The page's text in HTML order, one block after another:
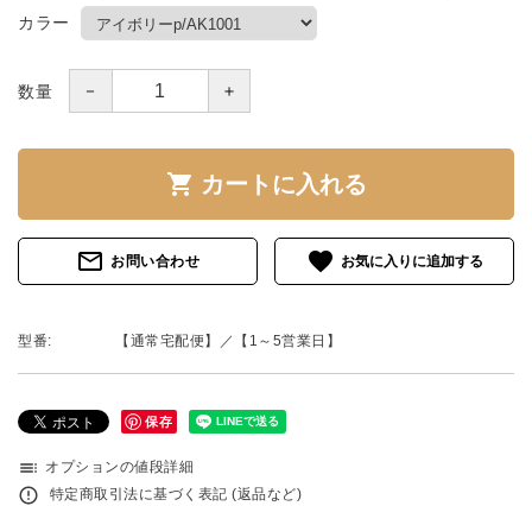
カラー
数量 － ＋
shopping_cart カートに入れる
mail_outline お問い合わせ favorite
型番: 【通常宅配便】／【1～5営業日】
保存
toc オプションの値段詳細
error_outline 特定商取引法に基づく表記 (返品など)